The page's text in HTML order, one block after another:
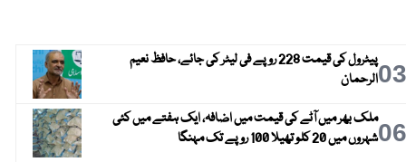
03
پیٹرول کی قیمت 228 روپے فی لیٹر کی جائے، حافظ نعیم
الرحمان
06ملک بھر میں آٹے کی قیمت میں اضافہ، ایک ہفتے میں کئی
شہروں میں 20 کلو تھیلا 100 روپے تک مہنگا